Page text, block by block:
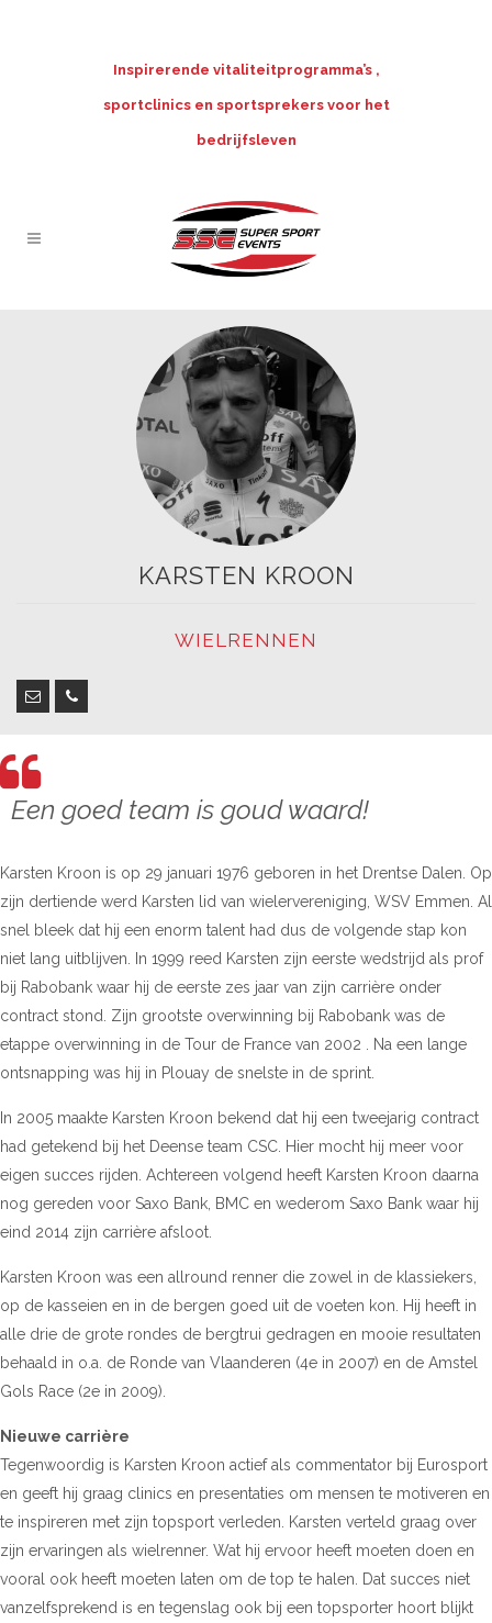
Inspirerende vitaliteitprogramma’s ,
sportclinics en sportsprekers voor het
bedrijfsleven
KARSTEN KROON
WIELRENNEN
Een goed team is goud waard!
Karsten Kroon is op 29 januari 1976 geboren in het Drentse Dalen. Op
zijn dertiende werd Karsten lid van wielervereniging, WSV Emmen. Al
snel bleek dat hij een enorm talent had dus de volgende stap kon
niet lang uitblijven. In 1999 reed Karsten zijn eerste wedstrijd als prof
bij Rabobank waar hij de eerste zes jaar van zijn carrière onder
contract stond. Zijn grootste overwinning bij Rabobank was de
etappe overwinning in de Tour de France van 2002 . Na een lange
ontsnapping was hij in Plouay de snelste in de sprint.
In 2005 maakte Karsten Kroon bekend dat hij een tweejarig contract
had getekend bij het Deense team CSC. Hier mocht hij meer voor
eigen succes rijden. Achtereen volgend heeft Karsten Kroon daarna
nog gereden voor Saxo Bank, BMC en wederom Saxo Bank waar hij
eind 2014 zijn carrière afsloot.
Karsten Kroon was een allround renner die zowel in de klassiekers,
op de kasseien en in de bergen goed uit de voeten kon. Hij heeft in
alle drie de grote rondes de bergtrui gedragen en mooie resultaten
behaald in o.a. de Ronde van Vlaanderen (4e in 2007) en de Amstel
Gols Race (2e in 2009).
Nieuwe carrière
Tegenwoordig is Karsten Kroon actief als commentator bij Eurosport
en geeft hij graag clinics en presentaties om mensen te motiveren en
te inspireren met zijn topsport verleden. Karsten verteld graag over
zijn ervaringen als wielrenner. Wat hij ervoor heeft moeten doen en
vooral ook heeft moeten laten om de top te halen. Dat succes niet
vanzelfsprekend is en tegenslag ook bij een topsporter hoort blijkt